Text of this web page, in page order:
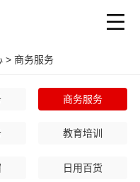
> 商务服务
商务服务
教育培训
日用百货